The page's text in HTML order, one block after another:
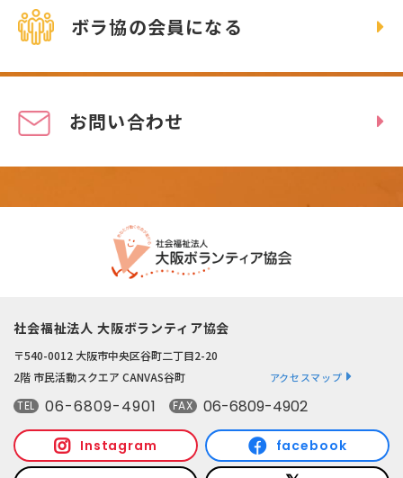
ボラ協の会員になる
お問い合わせ
社会福祉法人 大阪ボランティア協会
〒540-0012 大阪市中央区谷町二丁目2-20
2階 市民活動スクエア CANVAS谷町
アクセスマップ
TEL 06-6809-4901 FAX 06-6809-4902
Instagram facebook